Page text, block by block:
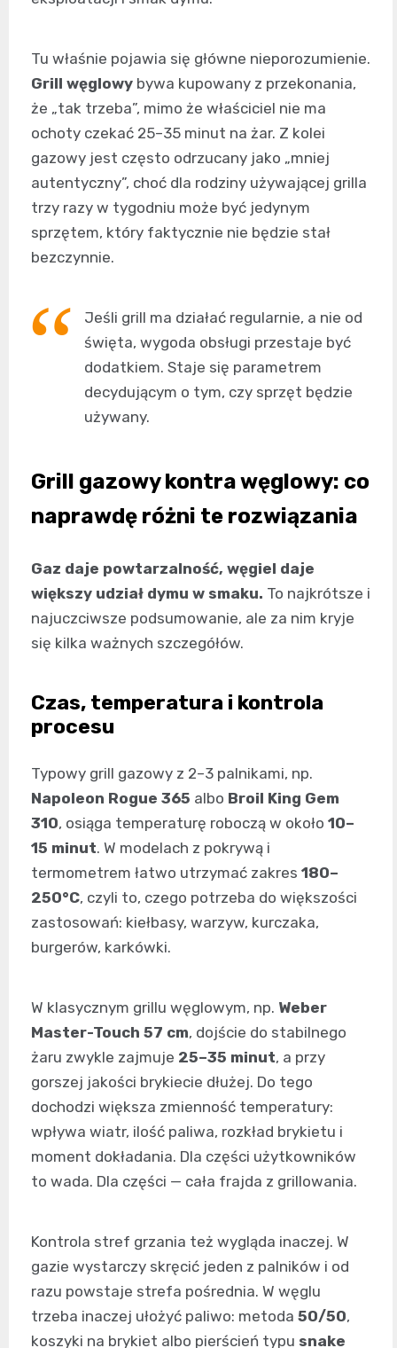
Tu właśnie pojawia się główne nieporozumienie.
Grill węglowy bywa kupowany z przekonania,
że „tak trzeba”, mimo że właściciel nie ma
ochoty czekać 25–35 minut na żar. Z kolei
gazowy jest często odrzucany jako „mniej
autentyczny”, choć dla rodziny używającej grilla
trzy razy w tygodniu może być jedynym
sprzętem, który faktycznie nie będzie stał
bezczynnie.
Jeśli grill ma działać regularnie, a nie od
święta, wygoda obsługi przestaje być
dodatkiem. Staje się parametrem
decydującym o tym, czy sprzęt będzie
używany.
Grill gazowykontra węglowy: co
naprawdę różni te rozwiązania
Gaz daje powtarzalność, węgiel daje
większy udział dymu w smaku. To najkrótsze i
najuczciwsze podsumowanie, ale za nim kryje
się kilka ważnych szczegółów.
Czas, temperatura i kontrola
procesu
Typowy grill gazowy z 2–3 palnikami, np.
Napoleon Rogue 365 albo Broil King Gem
310, osiąga temperaturę roboczą w około 10–
15 minut. W modelach z pokrywą i
termometrem łatwo utrzymać zakres 180–
250°C, czyli to, czego potrzeba do większości
zastosowań: kiełbasy, warzyw, kurczaka,
burgerów, karkówki.
W klasycznym grillu węglowym, np. Weber
Master-Touch 57 cm, dojście do stabilnego
żaru zwykle zajmuje 25–35 minut, a przy
gorszej jakości brykiecie dłużej. Do tego
dochodzi większa zmienność temperatury:
wpływa wiatr, ilość paliwa, rozkład brykietu i
moment dokładania. Dla części użytkowników
to wada. Dla części — cała frajda z grillowania.
Kontrola stref grzania też wygląda inaczej. W
gazie wystarczy skręcić jeden z palników i od
razu powstaje strefa pośrednia. W węglu
trzeba inaczej ułożyć paliwo: metoda 50/50,
koszyki na brykiet albo pierścień typu snake